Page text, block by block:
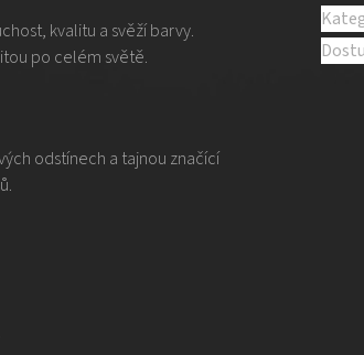
kvalitu a svěží barvy.
po celém světě.
odstínech a tajnou značící